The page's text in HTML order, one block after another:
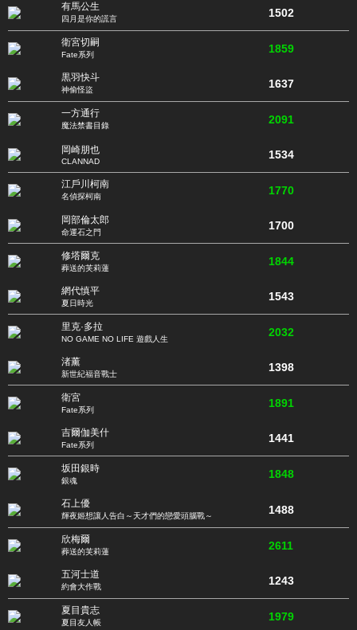
有馬公生
四月是你的謊言 1502
衛宮切嗣
Fate系列 1859
黒羽快斗
神偷怪盜 1637
一方通行
魔法禁書目錄 2091
岡崎朋也
CLANNAD
1534
江戶川柯南
名偵探柯南 1770
岡部倫太郎
命運石之門 1700
修塔爾克
葬送的芙莉蓮 1844
網代慎平
夏日時光 1543
里克·多拉
NO GAME NO LIFE 遊戲人生 2032
渚薰
新世紀福音戰士 1398
衛宮
Fate系列 1891
吉爾伽美什
Fate系列 1441
坂田銀時
銀魂 1848
石上優
輝夜姬想讓人告白～天才們的戀愛頭腦戰～ 1488
欣梅爾
葬送的芙莉蓮 2611
五河士道
約會大作戰 1243
夏目貴志
夏目友人帳 1979